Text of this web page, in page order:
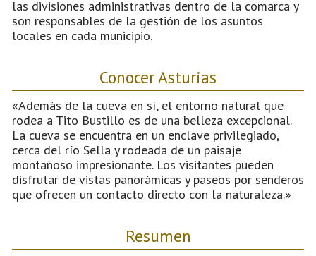
las divisiones administrativas dentro de la comarca y
son responsables de la gestión de los asuntos
locales en cada municipio.
Conocer Asturias
«Además de la cueva en sí, el entorno natural que
rodea a Tito Bustillo es de una belleza excepcional.
La cueva se encuentra en un enclave privilegiado,
cerca del río Sella y rodeada de un paisaje
montañoso impresionante. Los visitantes pueden
disfrutar de vistas panorámicas y paseos por senderos
que ofrecen un contacto directo con la naturaleza.»
Resumen